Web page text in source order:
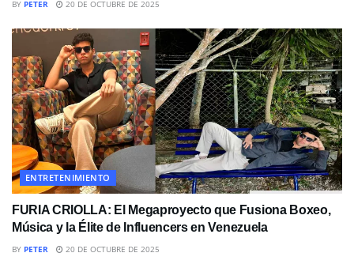
BY PETER 20 DE OCTUBRE DE 2025
ENTRETENIMIENTO
FURIA CRIOLLA: El Megaproyecto que Fusiona Boxeo,
Música y la Élite de Influencers en Venezuela
BY PETER 20 DE OCTUBRE DE 2025